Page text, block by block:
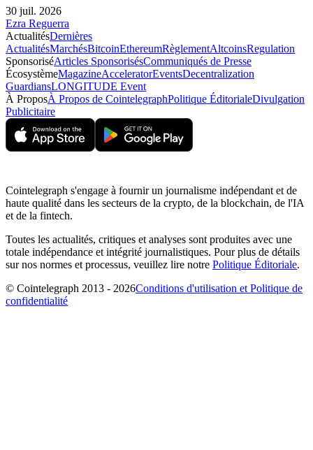
30 juil. 2026
Ezra Reguerra
ActualitésDernières
ActualitésMarchésBitcoinEthereumRèglementAltcoinsRegulation
SponsoriséArticles SponsorisésCommuniqués de Presse
ÉcosystèmeMagazineAcceleratorEventsDecentralization
GuardiansLONGITUDE Event
À ProposÀ Propos de CointelegraphPolitique ÉditorialeDivulgation
Publicitaire
Cointelegraph s'engage à fournir un journalisme indépendant et de
haute qualité dans les secteurs de la crypto, de la blockchain, de l'IA
et de la fintech.
Toutes les actualités, critiques et analyses sont produites avec une
totale indépendance et intégrité journalistiques. Pour plus de détails
sur nos normes et processus, veuillez lire notre Politique Éditoriale.
© Cointelegraph 2013 - 2026Conditions d'utilisation et Politique de
confidentialité